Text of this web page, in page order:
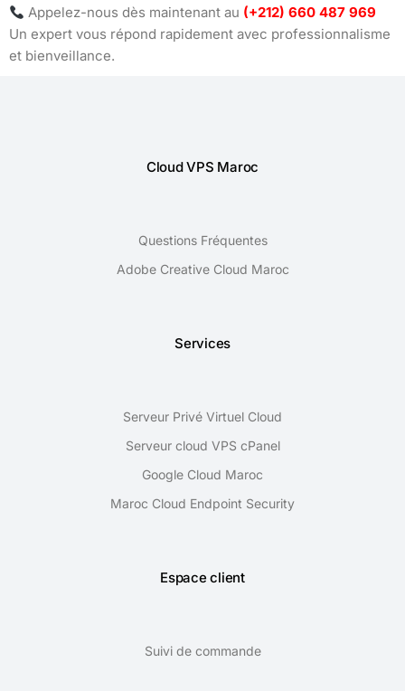
Appelez-nous dès maintenant au (+212) 660 487 969
Un expert vous répond rapidement avec professionnalisme
et bienveillance.
Cloud VPS Maroc
Questions Fréquentes
Adobe Creative Cloud Maroc
Services
Serveur Privé Virtuel Cloud
Serveur cloud VPS cPanel
Google Cloud Maroc
Maroc Cloud Endpoint Security
Espace client
Suivi de commande